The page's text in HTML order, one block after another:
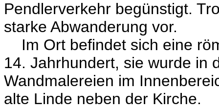
Pendlerverkehr begünstigt.
starke Abwanderung vor.
Im Ort befindet sich eine
14. Jahrhundert, sie wurde in
Wandmalereien im
alte Linde neben der Kirche.